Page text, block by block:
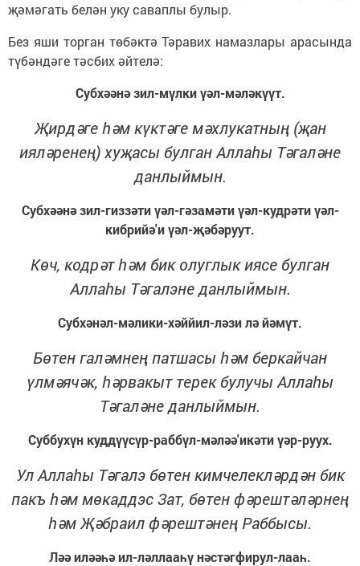
җәмәгать белән уку саваплы булыр.
Без яши торган төбәктә Тәравих намазлары арасында
түбәндәге тәсбих әйтелә:
Субхәәнә зил-мүлки үәл-мәләкүүт.
Җирдәге һәм күктәге мәхлукатның (җан
ияләренең) хуҗасы булган Аллаһы Тәгаләне
данлыймын.
Субхәәнә зил-гиззәти үәл-гәзамәти үәл-кудрәти үәл-
кибрийә'и үәл-җәбәруут.
Көч, кодрәт һәм бик олуглык иясе булган
Аллаһы Тәгалэне данлыймын.
Субхәнәл-мәлики-хәййил-ләзи лә йәмүт.
Бөтен галәмнең патшасы һәм беркайчан
үлмәячәк, һәрвакыт терек булучы Аллаһы
Тәгаләне данлыймын.
Суббухүн куддүүсүр-раббүл-мәләә'икәти үәр-руух.
Ул Аллаһы Тәгалэ бөтен кимчелекләрдән бик
пакъ һәм мөкаддэс Зат, бөтен фәрештәләрнең
һәм Җәбраил фәрештәнең Раббысы.
Ләә иләәһә ил-ләллааһү нәстәгфирул-лааһ.